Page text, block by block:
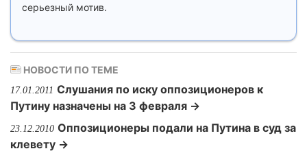
серьезный мотив.
НОВОСТИ ПО ТЕМЕ
17.01.2011 Слушания по иску оппозиционеров к
Путину назначены на 3 февраля →
23.12.2010 Оппозиционеры подали на Путина в суд за
клевету →